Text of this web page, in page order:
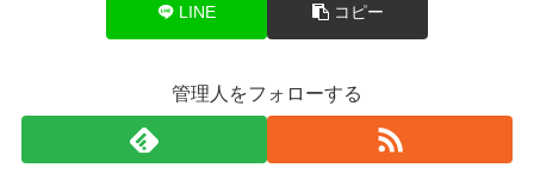
LINE コピー
管理人をフォローする